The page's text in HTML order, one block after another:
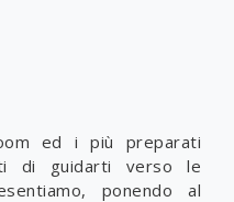
ed i più preparati
di guidarti verso le
ponendo al